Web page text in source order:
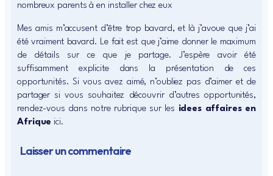
nombreux parents à en installer chez eux
Mes amis m’accusent d’être trop bavard, et là j’avoue que j’ai
été vraiment bavard. Le fait est que j’aime donner le maximum
de détails sur ce que je partage. J’espère avoir été
suffisamment explicite dans la présentation de ces
opportunités. Si vous avez aimé, n’oubliez pas d’aimer et de
partager si vous souhaitez découvrir d’autres opportunités,
rendez-vous dans notre rubrique sur les idees affaires en
Afrique ici.
Laisser un commentaire